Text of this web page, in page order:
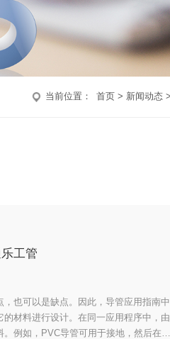
当前位置： 首页 新闻动态
工管
也可以是缺点。因此，导管应用指南中
材料进行设计。在同一应用程序中，由
例如，PVC导管可用于接地，然后在导